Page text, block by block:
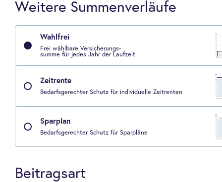
Weitere Summenverläufe
Wahlfrei
Frei wählbare Versicherungs-
summe für jedes Jahr der Laufzeit
Zeitrente
Bedarfsgerechter Schutz für individuelle Zeitrenten
Sparplan
Bedarfsgerechter Schutz für Sparpläne
Beitragsart